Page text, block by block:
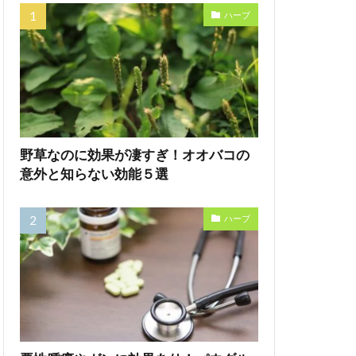
ハーブ
野草なのに効果が凄すぎ！オオバコの
意外と知らない効能５選
ハーブ